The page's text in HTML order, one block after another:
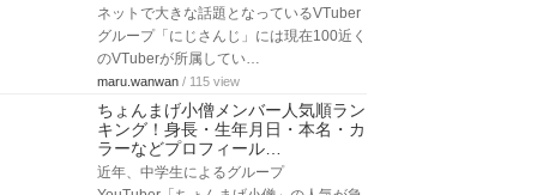
ネットで大きな話題となっているVTuber
グループ「にじさんじ」には現在100近く
のVTuberが所属してい…
maru.wanwan / 115 view
ちょんまげ小僧メンバー人気順ラン
キング！身長・生年月日・本名・カ
ラーなどプロフィール…
近年、中学生によるグループ